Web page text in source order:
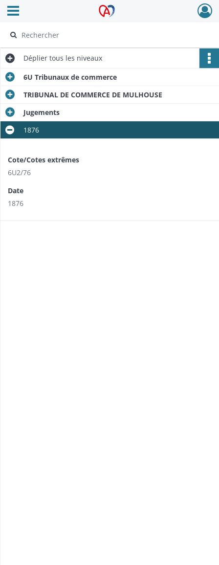
Archives Alsace - Colmar
Ouvrir le menu déroulant
Déplier tous les niveaux
6U Tribunaux de commerce
TRIBUNAL DE COMMERCE DE MULHOUSE
Jugements
1876
Cote/Cotes extrêmes
6U2/76
Date
1876